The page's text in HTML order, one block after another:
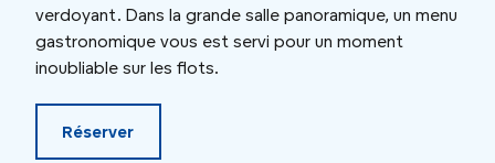
verdoyant. Dans la grande salle panoramique, un menu
gastronomique vous est servi pour un moment
inoubliable sur les flots.
Réserver